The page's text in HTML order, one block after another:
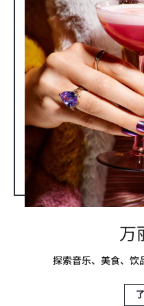
万
探索音乐、美食、饮